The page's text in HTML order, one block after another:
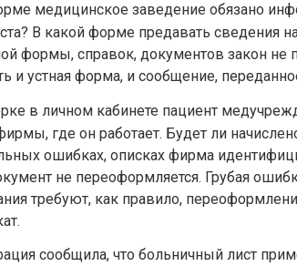
медицинское заведение обязано
В какой форме предавать сведения
формы, справок, документов закон не
и устная форма, и сообщение,
в личном кабинете пациент
где он работает. Будет ли
ошибках, описках фирма
не переоформляется. Грубая
требуют, как правило,
сообщила, что больничный лист